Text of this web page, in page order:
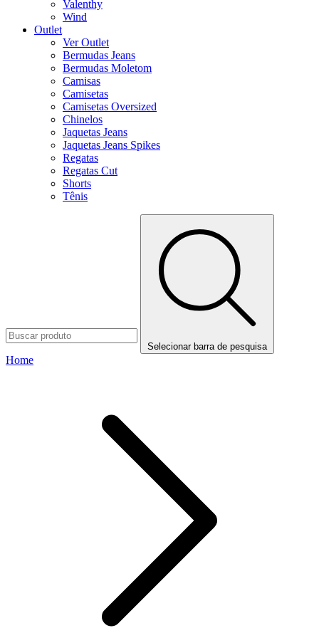
Valenthy
Wind
Outlet
Ver Outlet
Bermudas Jeans
Bermudas Moletom
Camisas
Camisetas
Camisetas Oversized
Chinelos
Jaquetas Jeans
Jaquetas Jeans Spikes
Regatas
Regatas Cut
Shorts
Tênis
Selecionar barra de pesquisa
Home